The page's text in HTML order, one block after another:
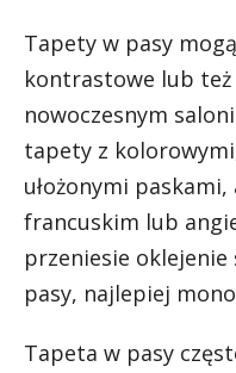
Tapety w pasy
kontrastowe lub
nowoczesnym
tapety z
ułożonymi
francuskim lub
przeniesie
pasy, najlepiej
Tapeta w pasy